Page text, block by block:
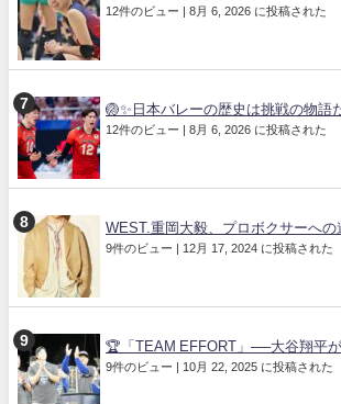
12件のビュー 8月 6, 2026 に投稿された
🏐✨日本バレーの歴史は挑戦の物語
12件のビュー 8月 6, 2026 に投稿された
WEST.重岡大毅、プロボクサーへの
9件のビュー 12月 17, 2024 に投稿された
🏆「TEAM EFFORT」──大谷翔平が
9件のビュー 10月 22, 2025 に投稿された